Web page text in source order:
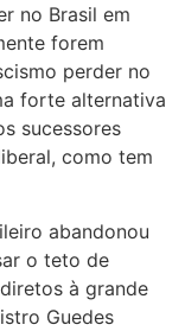
no Brasil em
forem
perder no
forte alternativa
sucessores
como tem
abandonou
o teto de
à grande
Guedes